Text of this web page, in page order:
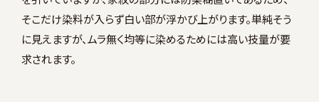
そこだけ染料が入らず白い部が浮かび上がります。単純そう
に見えますが、ムラ無く均等に染めるためには高い技量が要
求されます。